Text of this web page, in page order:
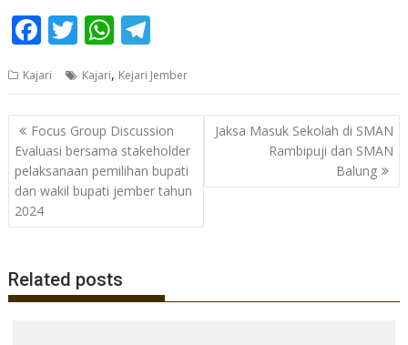
F
e
b
o
o
k
T
itt
er
W
at
s
A
p
p
e
gr
a
m
Kajari Kajari, Kejari Jember
Navigasi
pos
Focus Group Discussion
Evaluasi bersama stakeholder
pelaksanaan pemilihan bupati
dan wakil bupati jember tahun
2024
Jaksa Masuk Sekolah di SMAN
Rambipuji dan SMAN
Balung
Related posts